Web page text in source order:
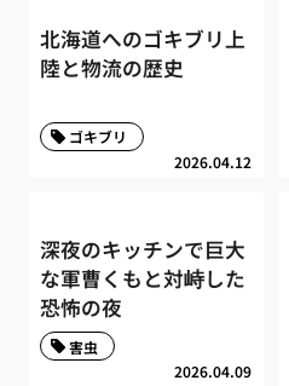
北海道へのゴキブリ上
陸と物流の歴史
2026.04.12
ゴキブリ
深夜のキッチンで巨大
な軍曹くもと対峙した
恐怖の夜
2026.04.09
害虫